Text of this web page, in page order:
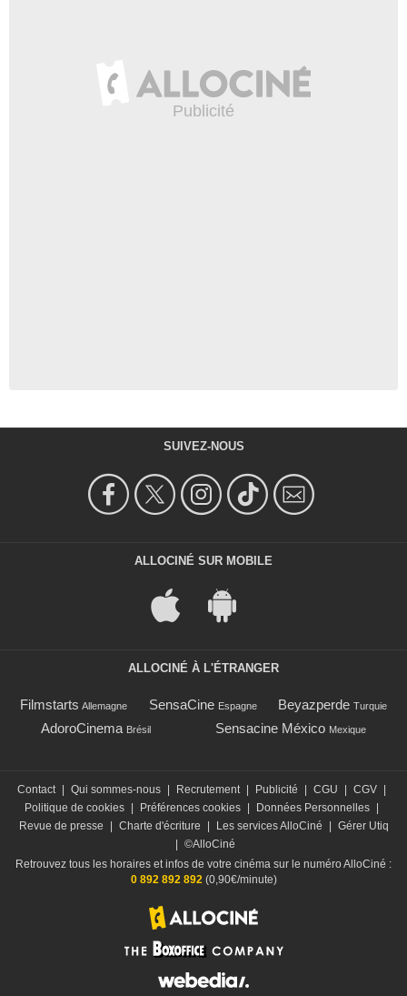
SUIVEZ-NOUS
ALLOCINÉ SUR MOBILE
ALLOCINÉ À L'ÉTRANGER
Filmstarts Allemagne SensaCine Espagne Beyazperde Turquie
AdoroCinema Brésil Sensacine México Mexique
Contact Qui sommes-nous Recrutement Publicité CGU CGV
Politique de cookies
Préférences cookies Données Personnelles
Revue de presse
Charte d'écriture Les services AlloCiné
Gérer Utiq
©AlloCiné
Retrouvez tous les horaires et infos de votre cinéma sur le numéro AlloCiné :
0 892 892 892(0,90€/minute)